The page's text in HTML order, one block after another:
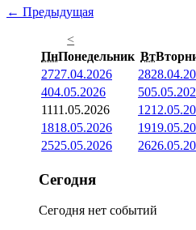
← Предыдущая
<
ПнПонедельник Вт
2727.04.2026 28
404.05.2026 5
1111.05.2026 12
1818.05.2026 19
2525.05.2026 26
Сегодня
Сегодня нет событий